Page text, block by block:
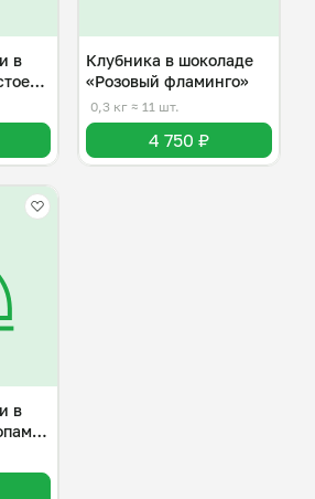
в
Клубника в шоколаде
«Розовый фламинго»
0,3 кг ≈ 11 шт.
4 750 ₽
в